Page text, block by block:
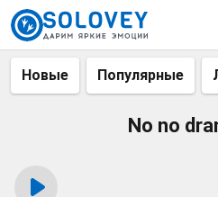
Новые Популярные
No no